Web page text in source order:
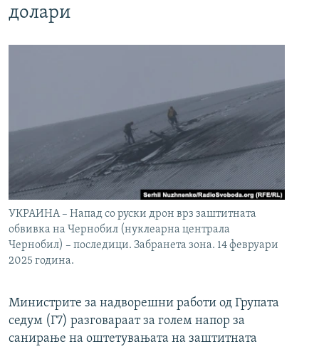
долари
УКРАИНА – Напад со руски дрон врз заштитната
обвивка на Чернобил (нуклеарна централа
Чернобил) – последици. Забранета зона. 14 февруари
2025 година.
Министрите за надворешни работи од Групата
седум (Г7) разговараат за голем напор за
санирање на оштетувањата на заштитната